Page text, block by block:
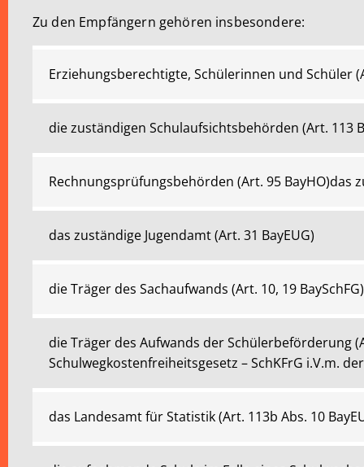
Zu den Empfängern gehören insbesondere:
Erziehungsberechtigte, Schülerinnen und Schüler
die zuständigen Schulaufsichtsbehörden (Art. 113
Rechnungsprüfungsbehörden (Art. 95 BayHO)das
das zuständige Jugendamt (Art. 31 BayEUG)
die Träger des Sachaufwands (Art. 10, 19 BaySchFG)
die Träger des Aufwands der Schülerbeförderung
Schulwegkostenfreiheitsgesetz – SchKFrG i.V.m.
das Landesamt für Statistik (Art. 113b Abs. 10